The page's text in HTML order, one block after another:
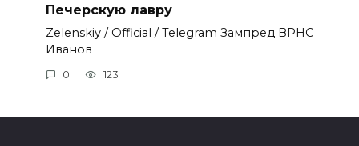
Печерскую лавру
Zеlеnskiу / Оfficiаl / Telegram Зампред ВРНС
Иванов
0 123